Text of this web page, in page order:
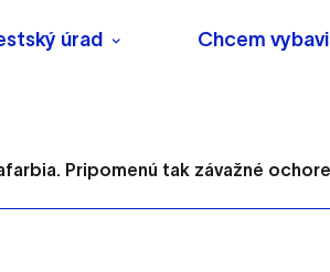
úrad Chcem
Pripomenú tak závažné